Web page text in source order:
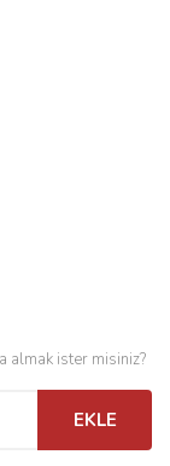
almak ister misiniz?
EKLE